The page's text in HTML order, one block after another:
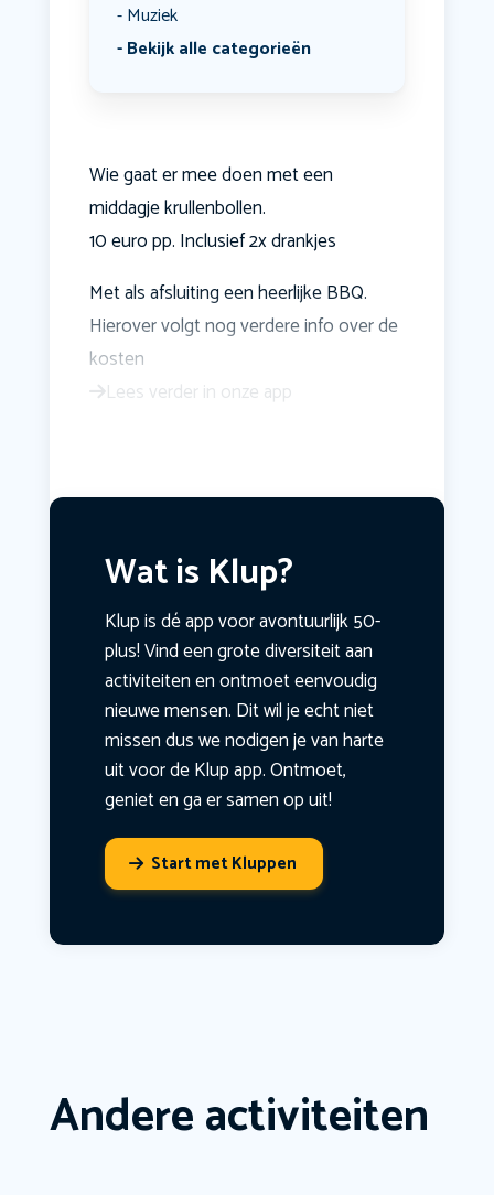
Muziek
Bekijk alle categorieën
Wie gaat er mee doen met een
middagje krullenbollen.
10 euro pp. Inclusief 2x drankjes
Met als afsluiting een heerlijke BBQ.
Hierover volgt nog verdere info over de
kosten
Lees verder in onze app
Wat is Klup?
Klup is dé app voor avontuurlijk 50-
plus! Vind een grote diversiteit aan
activiteiten en ontmoet eenvoudig
nieuwe mensen. Dit wil je echt niet
missen dus we nodigen je van harte
uit voor de Klup app. Ontmoet,
geniet en ga er samen op uit!
Start met Kluppen
Andere activiteiten